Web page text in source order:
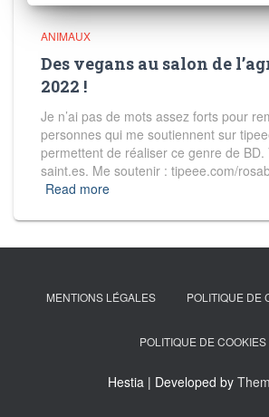
ANIMAUX
Des vegans au salon de
2022 !
Je n’ai pas de mots assez forts pour
personnes qui me soutiennent sur
permettent de réaliser ce genre de BD.
saint.es. Me soutenir : tipeee.com/
Read more
MENTIONS LÉGALES POLITIQUE DE
POLITIQUE DE COOKIES
Hestia | Developed by